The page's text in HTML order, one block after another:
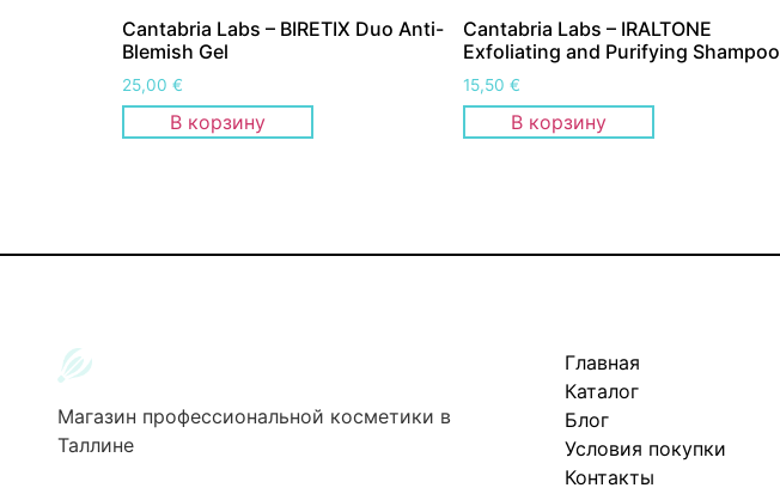
Cantabria Labs – BIRETIX Duo Anti-
Blemish Gel
25,00 €
В корзину
Cantabria Labs – IRALTONE
Exfoliating and Purifying Shampoo
15,50 €
В корзину
Магазин профессиональной косметики в
Таллине
Главная
Каталог
Блог
Условия покупки
Контакты